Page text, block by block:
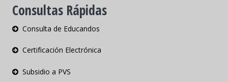
Consultas Rápidas
Consulta de Educandos
Certificación Electrónica
Subsidio a PVS